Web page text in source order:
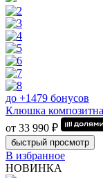
до +1479 бонусов
Клюшка
от 33 990 ₽
быстрый просмотр
В избранное
НОВИНКА